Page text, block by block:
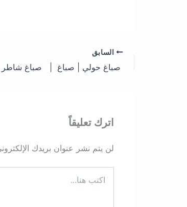
السابق
اترك تعليقاً
لن يتم نشر عنوان بريدك
هنا...